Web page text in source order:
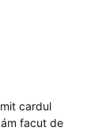
cardul
facut de